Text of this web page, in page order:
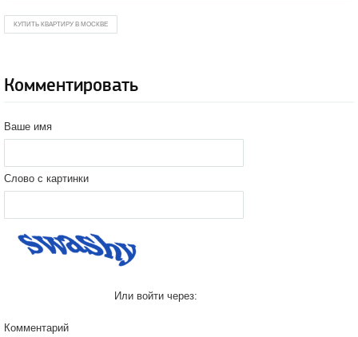
КУПИТЬ КВАРТИРУ В МОСКВЕ
Комментировать
Ваше имя
Слово с картинки
Или войти через:
Комментарий